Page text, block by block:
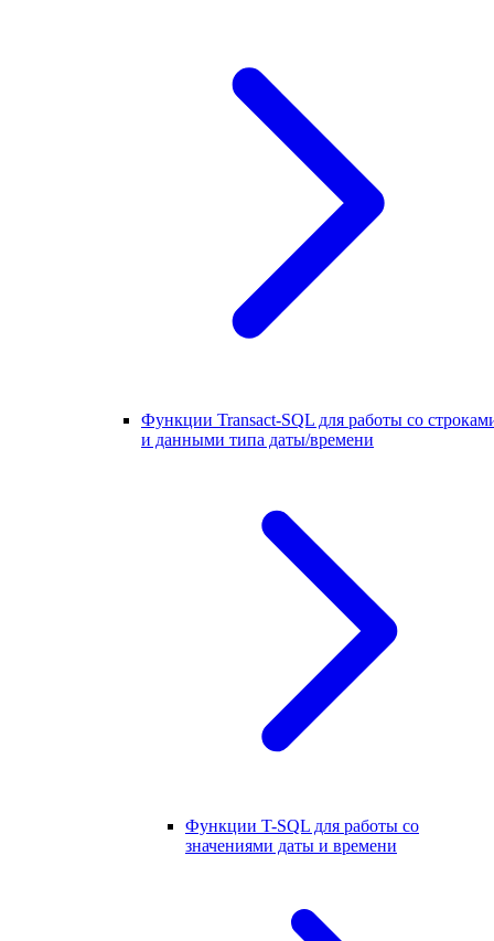
Функции Transact-SQL для работы со
и данными типа даты/времени
Функции T-SQL для работы со
значениями даты и времени